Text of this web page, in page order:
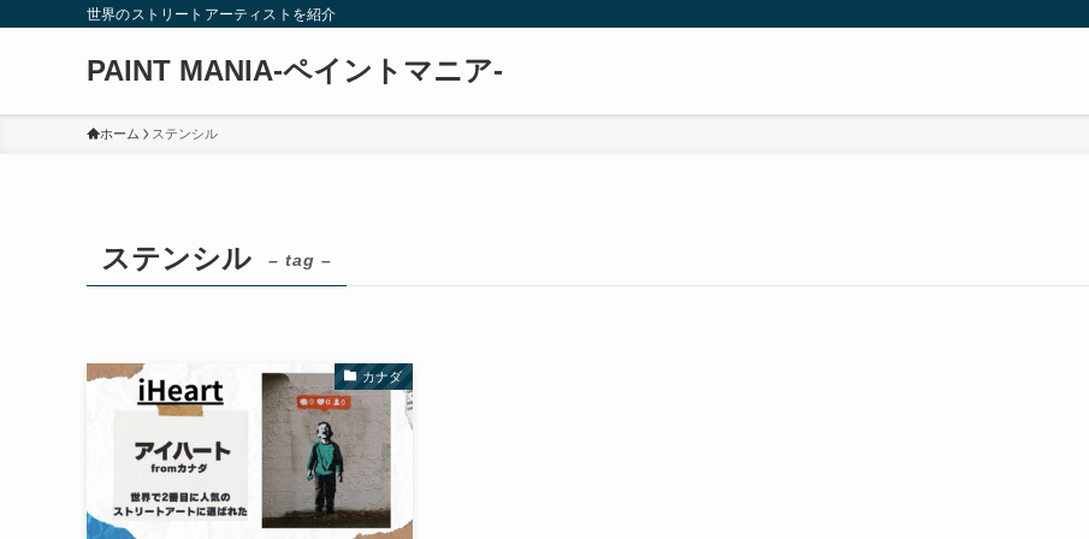
世界のストリートアーティストを紹介
PAINT MANIA-ペイントマニア-
ホーム ステンシル
ステンシル – tag –
カナダ